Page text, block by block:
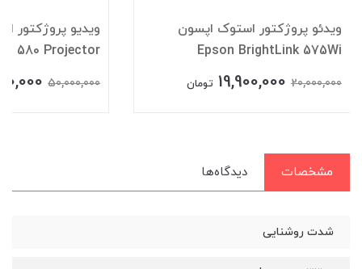
ویدئو پروژکتور استوک اپسون
Epson BrightLink 575Wi
20,000,000
19,900,000 تومان
ویدیو پروژکتور
580 Projector
50,000,000
مشخصات دیدگاه‌ها
شدت روشنایی